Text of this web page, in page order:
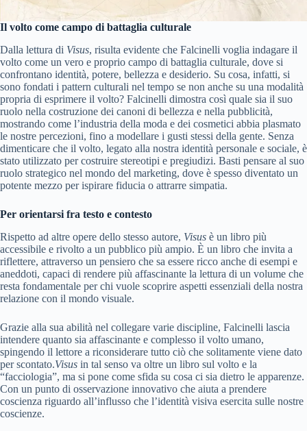
Il volto come campo di battaglia culturale
Dalla lettura di Visus, risulta evidente che Falcinelli voglia indagare il
volto come un vero e proprio campo di battaglia culturale, dove si
confrontano identità, potere, bellezza e desiderio. Su cosa, infatti, si
sono fondati i pattern culturali nel tempo se non anche su una modalità
propria di esprimere il volto? Falcinelli dimostra così quale sia il suo
ruolo nella costruzione dei canoni di bellezza e nella pubblicità,
mostrando come l’industria della moda e dei cosmetici abbia plasmato
le nostre percezioni, fino a modellare i gusti stessi della gente. Senza
dimenticare che il volto, legato alla nostra identità personale e sociale, è
stato utilizzato per costruire stereotipi e pregiudizi. Basti pensare al suo
ruolo strategico nel mondo del marketing, dove è spesso diventato un
potente mezzo per ispirare fiducia o attrarre simpatia.
Per orientarsi fra testo e contesto
Rispetto ad altre opere dello stesso autore, Visus è un libro più
accessibile e rivolto a un pubblico più ampio. È un libro che invita a
riflettere, attraverso un pensiero che sa essere ricco anche di esempi e
aneddoti, capaci di rendere più affascinante la lettura di un volume che
resta fondamentale per chi vuole scoprire aspetti essenziali della nostra
relazione con il mondo visuale.
Grazie alla sua abilità nel collegare varie discipline, Falcinelli lascia
intendere quanto sia affascinante e complesso il volto umano,
spingendo il lettore a riconsiderare tutto ciò che solitamente viene dato
per scontato.Visus in tal senso va oltre un libro sul volto e la
“facciologia”, ma si pone come sfida su cosa ci sia dietro le apparenze.
Con un punto di osservazione innovativo che aiuta a prendere
coscienza riguardo all’influsso che l’identità visiva esercita sulle nostre
coscienze.